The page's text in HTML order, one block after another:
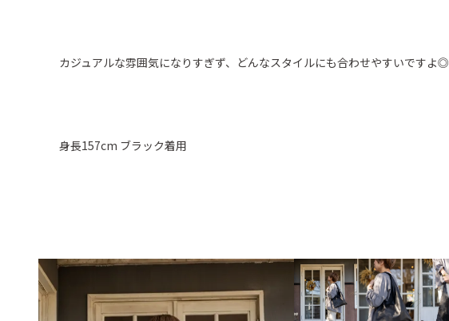
カジュアルな雰囲気になりすぎず、どんなスタイルにも合わせやすいですよ◎
身長157cm ブラック着用